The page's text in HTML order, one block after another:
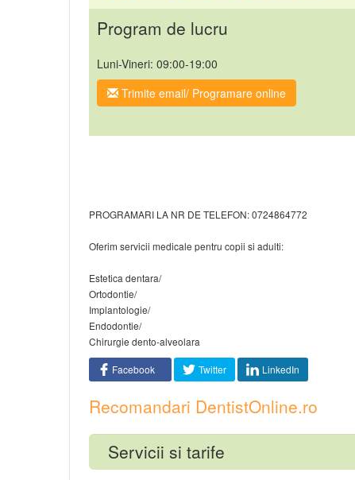
Program de lucru
Luni-Vineri: 09:00-19:00
Trimite email/ Programare online
PROGRAMARI LA NR DE TELEFON: 0724864772
Oferim servicii medicale pentru copii si adulti:
Estetica dentara/
Ortodontie/
Implantologie/
Endodontie/
Chirurgie dento-alveolara
Facebook Twitter LinkedIn
Recomandari DentistOnline.ro
Servicii si tarife